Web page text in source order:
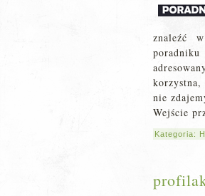
znaleźć
nie
Wejście
Kategoria: